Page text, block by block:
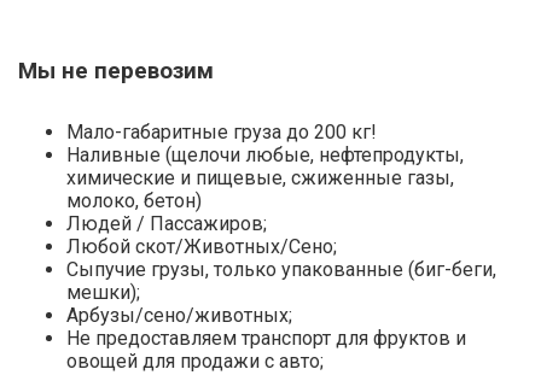
Мы не перевозим
Мало-габаритные груза до 200 кг!
Наливные (щелочи любые, нефтепродукты,
химические и пищевые, сжиженные газы,
молоко, бетон)
Людей / Пассажиров;
Любой скот/Животных/Сено;
Сыпучие грузы, только упакованные (биг-беги,
мешки);
Арбузы/сено/животных;
Не предоставляем транспорт для фруктов и
овощей для продажи с авто;